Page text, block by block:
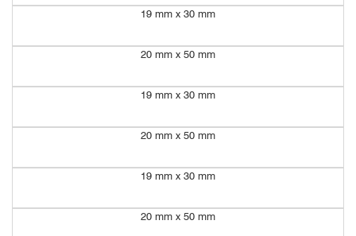
19 mm x 30 mm
20 mm x 50 mm
19 mm x 30 mm
20 mm x 50 mm
19 mm x 30 mm
20 mm x 50 mm